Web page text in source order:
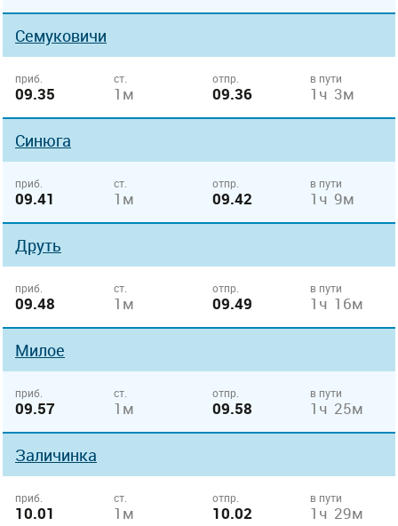
Семуковичи
приб.
09.35
ст.
1м
отпр.
09.36
в пути
1ч 3м
Синюга
приб.
09.41
ст.
1м
отпр.
09.42
в пути
1ч 9м
Друть
приб.
09.48
ст.
1м
отпр.
09.49
в пути
1ч 16м
Милое
приб.
09.57
ст.
1м
отпр.
09.58
в пути
1ч 25м
Заличинка
приб.
10.01
ст.
1м
отпр.
10.02
в пути
1ч 29м